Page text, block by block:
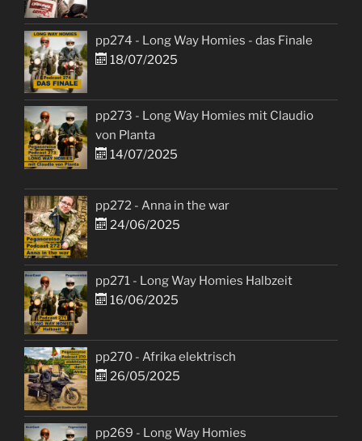
pp274 - Long Way Homies - das Finale
18/07/2025
pp273 - Long Way Homies mit Claudio
von Planta
14/07/2025
pp272 - Anna in the war
24/06/2025
pp271 - Long Way Homies Halbzeit
16/06/2025
pp270 - Afrika elektrisch
26/05/2025
pp269 - Long Way Homies